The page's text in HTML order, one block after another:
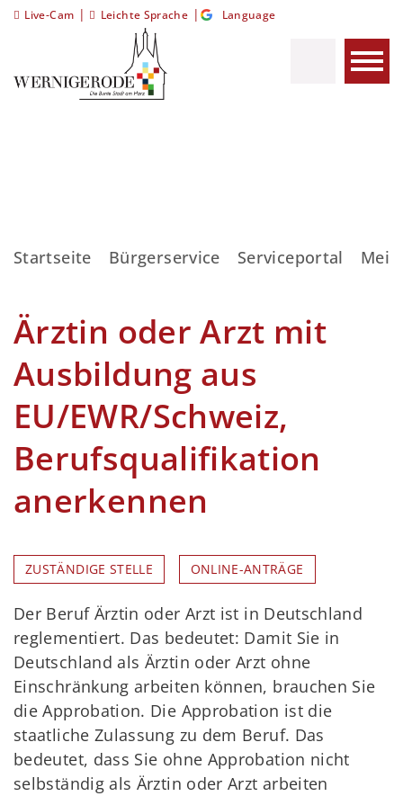
Live-Cam | Leichte Sprache | Language
Startseite Bürgerservice Serviceportal
Ärztin oder Arzt mit
Ausbildung aus
EU/EWR/Schweiz,
Berufsqualifikation
anerkennen
ZUSTÄNDIGE STELLE ONLINE-ANTRÄGE
Der Beruf Ärztin oder Arzt ist in Deutschland
reglementiert. Das bedeutet: Damit Sie in
Deutschland als Ärztin oder Arzt ohne
Einschränkung arbeiten können, brauchen Sie
die Approbation. Die Approbation ist die
staatliche Zulassung zu dem Beruf. Das
bedeutet, dass Sie ohne Approbation nicht
selbständig als Ärztin oder Arzt arbeiten